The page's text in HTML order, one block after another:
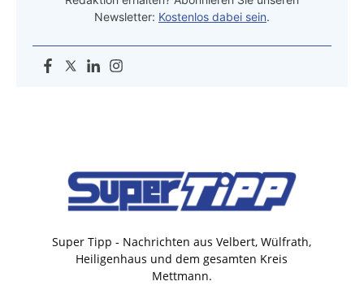
Newsletter: Kostenlos dabei sein.
Super Tipp - Nachrichten aus Velbert, Wülfrath,
Heiligenhaus und dem gesamten Kreis
Mettmann.